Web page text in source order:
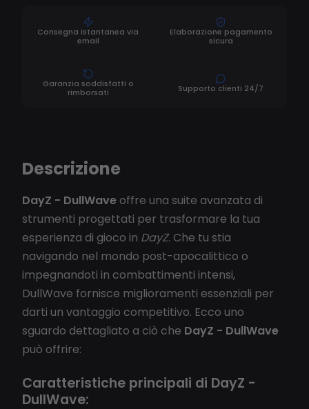
Consegna istantanea via
email
Elaborazione pagamento
sicura
Garanzia soddisfatti o
rimborsati
Supporto clienti 24/7
Descrizione
DayZ - DullWave offre una suite avanzata di
strumenti progettati per trasformare la tua
esperienza di gioco in DayZ. Che tu stia
navigando nel mondo post-apocalittico o
impegnandoti in combattimenti intensi,
DullWave fornisce miglioramenti essenziali per
darti un vantaggio competitivo. Ecco uno
sguardo dettagliato a ciò che DayZ - DullWave
può offrire:
Caratteristiche principali di DayZ -
DullWave: